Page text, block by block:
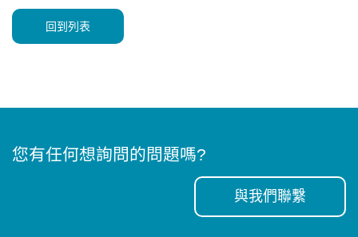
回到列表
您有任何想詢問的問題嗎?
與我們聯繫